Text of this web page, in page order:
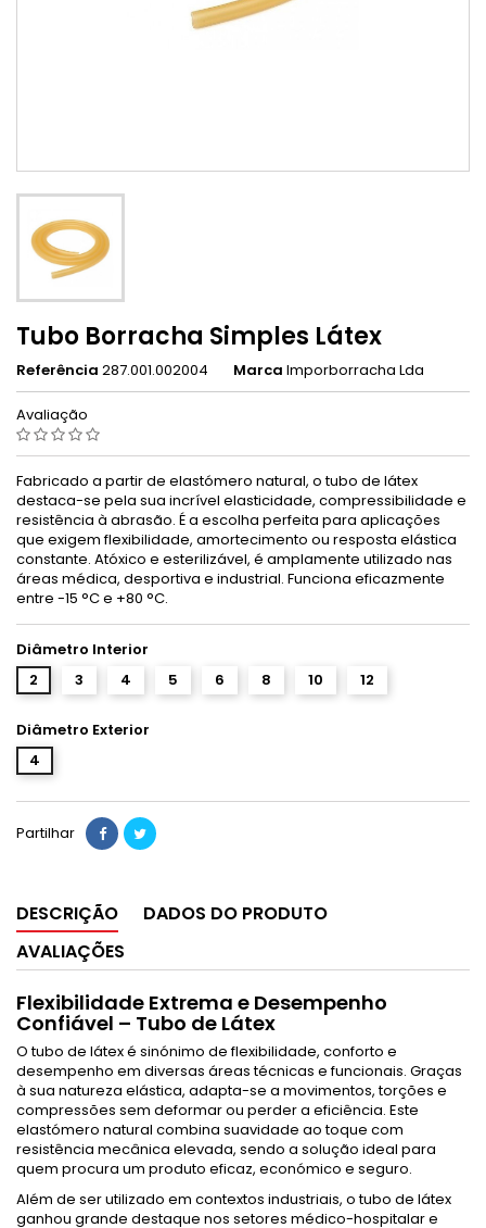
Tubo Borracha Simples Látex
Referência 287.001.002004 Marca Imporborracha Lda
Avaliação
Fabricado a partir de elastómero natural, o tubo de látex
destaca-se pela sua incrível elasticidade, compressibilidade e
resistência à abrasão. É a escolha perfeita para aplicações
que exigem flexibilidade, amortecimento ou resposta elástica
constante. Atóxico e esterilizável, é amplamente utilizado nas
áreas médica, desportiva e industrial. Funciona eficazmente
entre -15 °C e +80 °C.
Diâmetro Interior
2
3 4 5 6 8 10 12
Diâmetro Exterior
4
Partilhar
DESCRIÇÃO
DADOS DO PRODUTO
AVALIAÇÕES
Flexibilidade Extrema e Desempenho
Confiável – Tubo de Látex
O tubo de látex é sinónimo de flexibilidade, conforto e
desempenho em diversas áreas técnicas e funcionais. Graças
à sua natureza elástica, adapta-se a movimentos, torções e
compressões sem deformar ou perder a eficiência. Este
elastómero natural combina suavidade ao toque com
resistência mecânica elevada, sendo a solução ideal para
quem procura um produto eficaz, económico e seguro.
Além de ser utilizado em contextos industriais, o tubo de látex
ganhou grande destaque nos setores médico-hospitalar e